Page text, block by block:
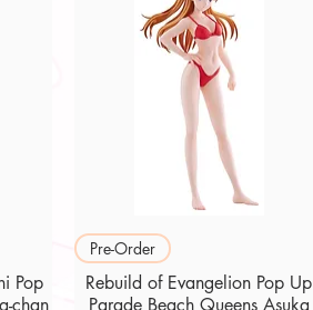
Pop
chan
Schnellansicht
Pre-Order
Rebuild of Evangelion Pop Up
Parade Beach Queens Asuka